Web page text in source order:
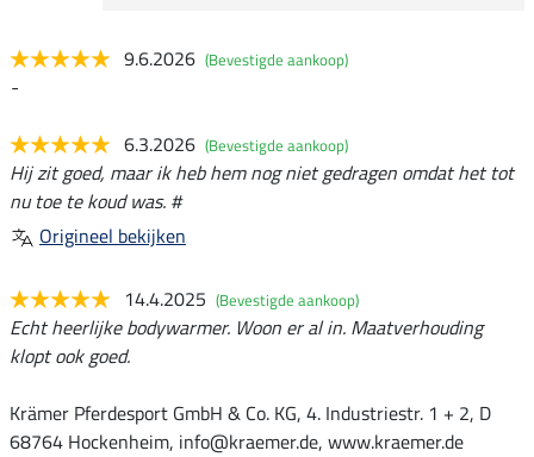
9.6.2026 (Bevestigde aankoop)
-
6.3.2026 (Bevestigde aankoop)
Hij zit goed, maar ik heb hem nog niet gedragen omdat het tot
nu toe te koud was. #
Origineel bekijken
14.4.2025 (Bevestigde aankoop)
Echt heerlijke bodywarmer. Woon er al in. Maatverhouding
klopt ook goed.
Krämer Pferdesport GmbH & Co. KG, 4. Industriestr. 1 + 2, D
68764 Hockenheim, info@kraemer.de, www.kraemer.de